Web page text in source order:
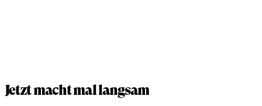
Jetzt macht mal langsam